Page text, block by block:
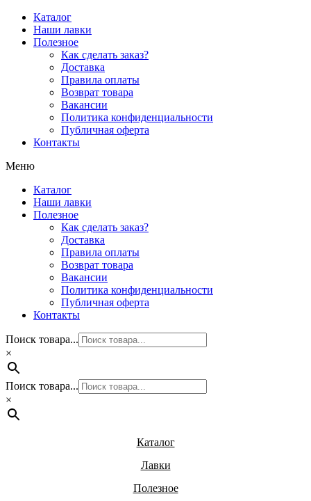
Перейти
содержимому
Каталог
Наши лавки
Полезное
Как сделать заказ?
Доставка
Правила оплаты
Возврат товара
Вакансии
Политика конфиденциальности
Публичная оферта
Контакты
Меню
Каталог
Наши лавки
Полезное
Как сделать заказ?
Доставка
Правила оплаты
Возврат товара
Вакансии
Политика конфиденциальности
Публичная оферта
Контакты
Поиск товара...
×
Поиск товара...
×
Каталог
Лавки
Полезное